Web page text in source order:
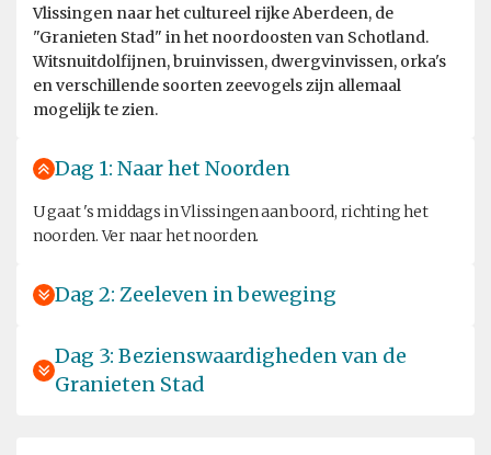
Vlissingen naar het cultureel rijke Aberdeen, de
"Granieten Stad" in het noordoosten van Schotland.
Witsnuitdolfijnen, bruinvissen, dwergvinvissen, orka's
en verschillende soorten zeevogels zijn allemaal
mogelijk te zien.
Dag 1: Naar het Noorden
U gaat 's middags in Vlissingen aan boord, richting het
noorden. Ver naar het noorden.
Dag 2: Zeeleven in beweging
Dag 3: Bezienswaardigheden van de
Granieten Stad